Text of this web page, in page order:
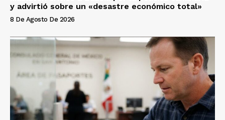
y advirtió sobre un «desastre económico total»
8 De Agosto De 2026